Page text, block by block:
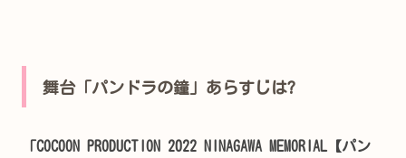
舞台「パンドラの鐘」あらすじは?
「COCOON PRODUCTION 2022 NINAGAWA MEMORIAL【パン